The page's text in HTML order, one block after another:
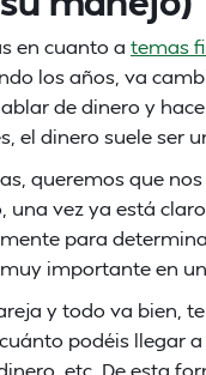
en cuanto a temas
los años, va
de dinero y
el dinero suele ser
queremos que
vez ya está
para
importante en
y todo va bien,
podéis llegar
etc. De esta